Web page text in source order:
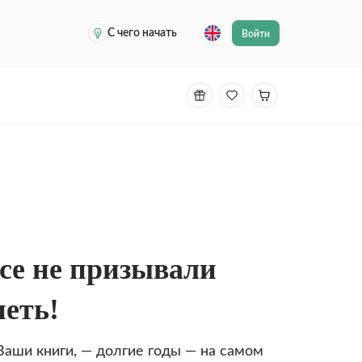
С чего начать
Войти
не призывали
книги, — долгие годы — на самом